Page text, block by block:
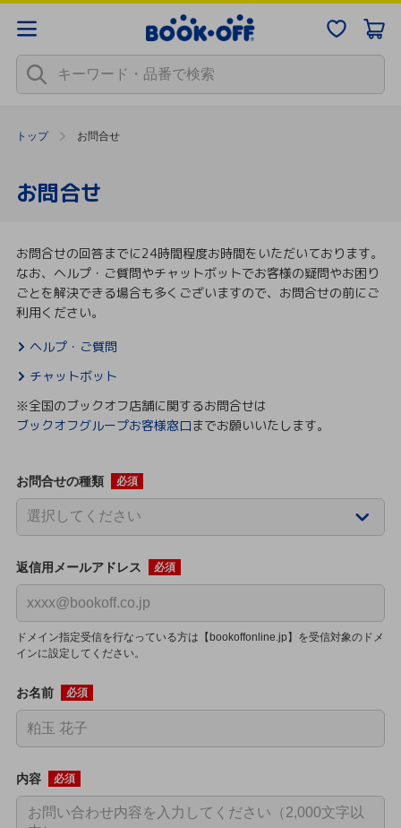
トップ お問合せ
お問合せ
お問合せの回答までに24時間程度お時間をいただいております。
なお、ヘルプ・ご質問やチャットボットでお客様の疑問やお困り
ごとを解決できる場合も多くございますので、お問合せの前にご
利用ください。
ヘルプ・ご質問
チャットボット
※全国のブックオフ店舗に関するお問合せは
ブックオフグループお客様窓口までお願いいたします。
お問合せの種類 必須
返信用メールアドレス 必須
ドメイン指定受信を行なっている方は【bookoffonline.jp】を受信対象のドメ
インに設定してください。
お名前 必須
内容 必須